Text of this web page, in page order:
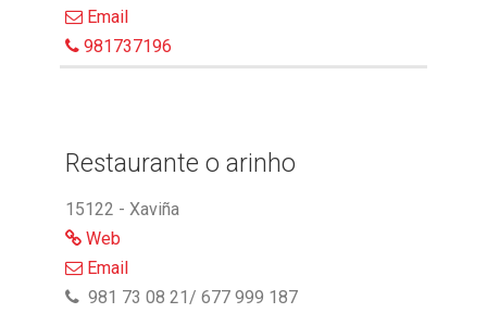
Email
981737196
Restaurante o arinho
15122 - Xaviña
Web
Email
981 73 08 21/ 677 999 187